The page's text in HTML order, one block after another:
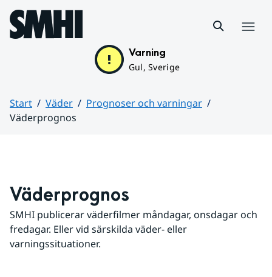
Hoppa till sidans innehåll
Varning
Gul, Sverige
Start Väder
Prognoser och varningar
Väderprognos
Väderprognos
SMHI publicerar väderfilmer måndagar, onsdagar och
fredagar. Eller vid särskilda väder- eller
varningssituationer.